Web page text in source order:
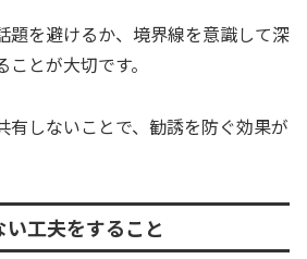
題を避けるか、境界線を意識して深
とが大切です。
有しないことで、勧誘を防ぐ効果が
工夫をすること